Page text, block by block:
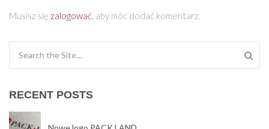
Musisz się zalogować, aby móc dodać komentarz.
RECENT POSTS